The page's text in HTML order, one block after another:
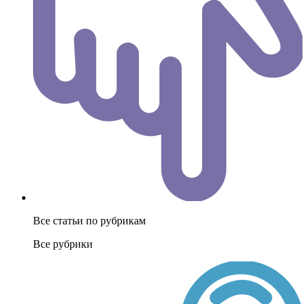
Все статьи по рубрикам
Все рубрики